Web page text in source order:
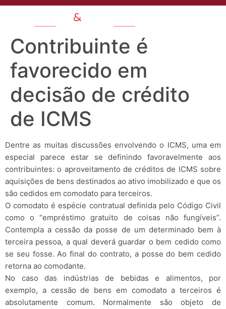
Contribuinte é
favorecido em
decisão de crédito
de ICMS
Dentre as muitas discussões envolvendo o ICMS, uma em
especial parece estar se definindo favoravelmente aos
contribuintes: o aproveitamento de créditos de ICMS sobre
aquisições de bens destinados ao ativo imobilizado e que os
são cedidos em comodato para terceiros.
O comodato é espécie contratual definida pelo Código Civil
como o “empréstimo gratuito de coisas não fungíveis”.
Contempla a cessão da posse de um determinado bem à
terceira pessoa, a qual deverá guardar o bem cedido como
se seu fosse. Ao final do contrato, a posse do bem cedido
retorna ao comodante.
No caso das indústrias de bebidas e alimentos, por
exemplo, a cessão de bens em comodato a terceiros é
absolutamente comum. Normalmente são objeto de